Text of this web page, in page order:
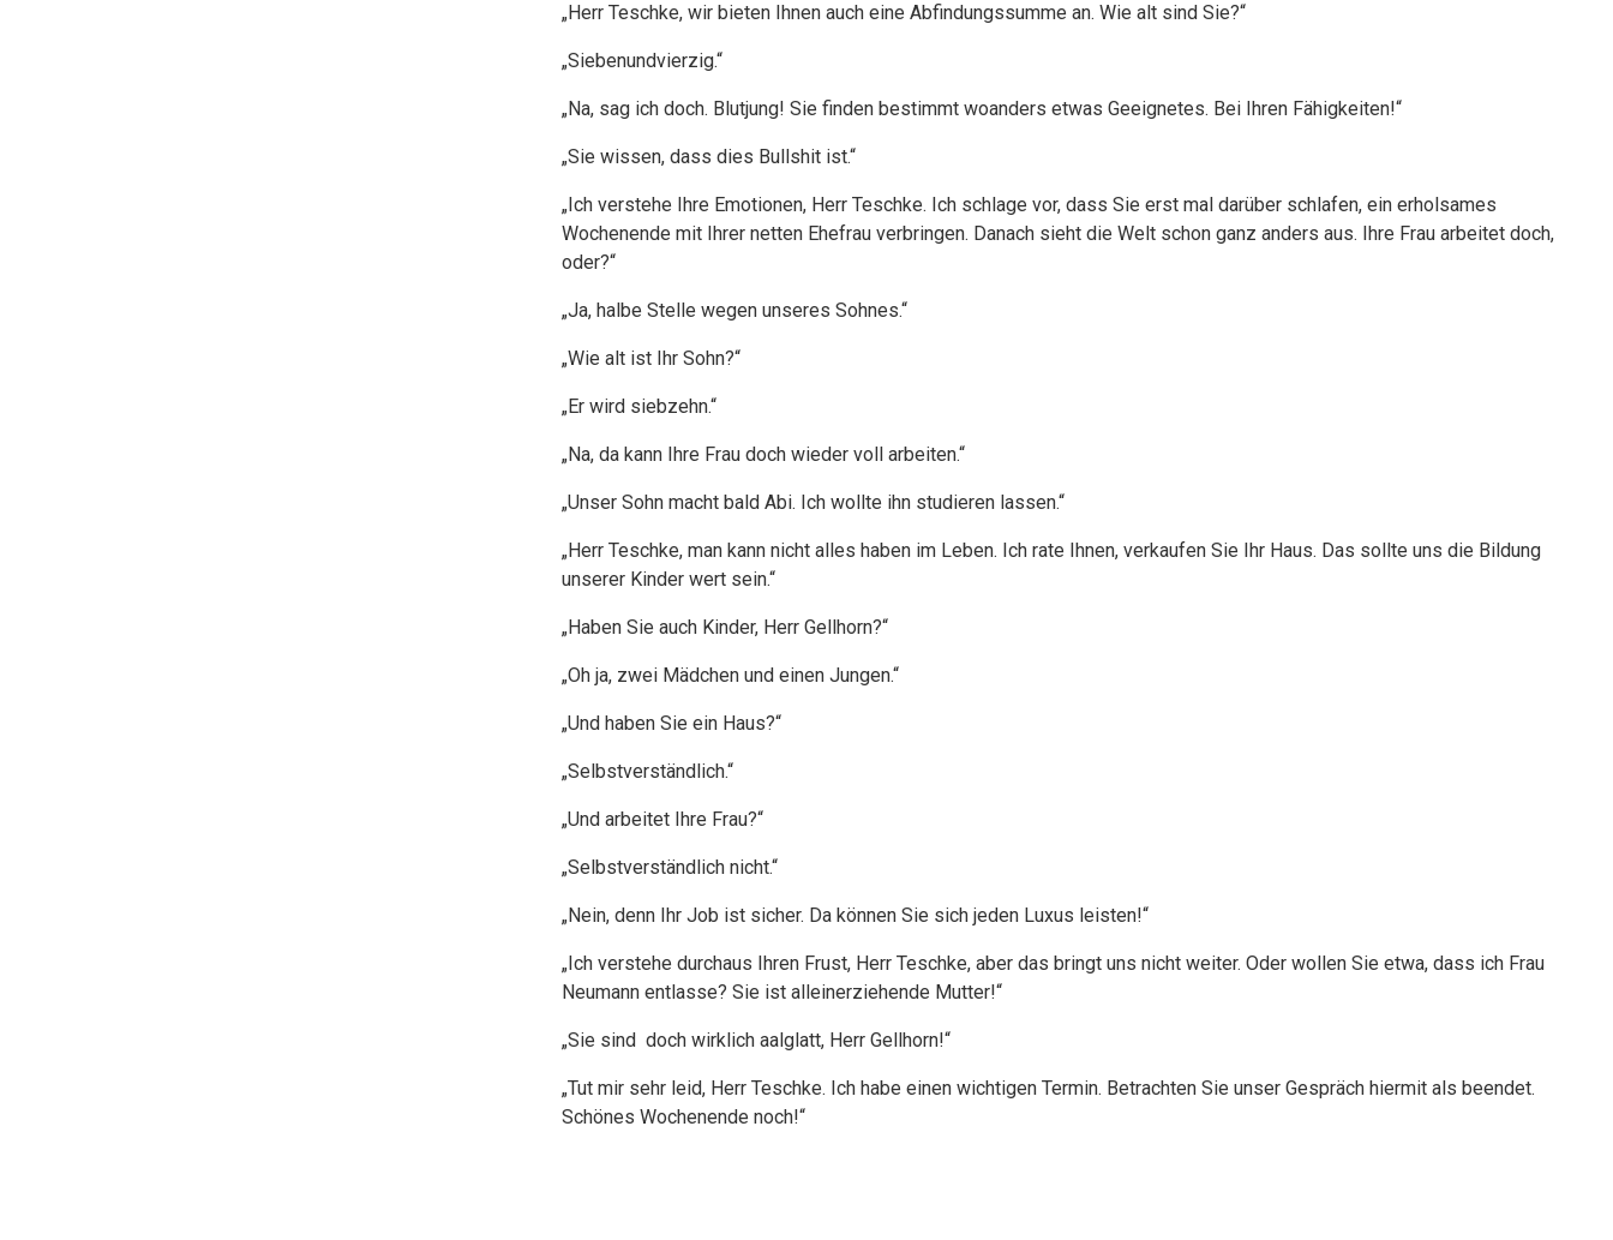
„Herr Teschke, wir bieten Ihnen auch eine Abfindungssumme an. Wie alt sind Sie?“
„Siebenundvierzig.“
„Na, sag ich doch. Blutjung! Sie finden bestimmt woanders etwas Geeignetes. Bei Ihren Fähigkeiten!“
„Sie wissen, dass dies Bullshit ist.“
„Ich verstehe Ihre Emotionen, Herr Teschke. Ich schlage vor, dass Sie erst mal darüber schlafen, ein erholsames
Wochenende mit Ihrer netten Ehefrau verbringen. Danach sieht die Welt schon ganz anders aus. Ihre Frau arbeitet doch,
oder?“
„Ja, halbe Stelle wegen unseres Sohnes.“
„Wie alt ist Ihr Sohn?“
„Er wird siebzehn.“
„Na, da kann Ihre Frau doch wieder voll arbeiten.“
„Unser Sohn macht bald Abi. Ich wollte ihn studieren lassen.“
„Herr Teschke, man kann nicht alles haben im Leben. Ich rate Ihnen, verkaufen Sie Ihr Haus. Das sollte uns die Bildung
unserer Kinder wert sein.“
„Haben Sie auch Kinder, Herr Gellhorn?“
„Oh ja, zwei Mädchen und einen Jungen.“
„Und haben Sie ein Haus?“
„Selbstverständlich.“
„Und arbeitet Ihre Frau?“
„Selbstverständlich nicht.“
„Nein, denn Ihr Job ist sicher. Da können Sie sich jeden Luxus leisten!“
„Ich verstehe durchaus Ihren Frust, Herr Teschke, aber das bringt uns nicht weiter. Oder wollen Sie etwa, dass ich Frau
Neumann entlasse? Sie ist alleinerziehende Mutter!“
„Sie sind doch wirklich aalglatt, Herr Gellhorn!“
„Tut mir sehr leid, Herr Teschke. Ich habe einen wichtigen Termin. Betrachten Sie unser Gespräch hiermit als beendet.
Schönes Wochenende noch!“